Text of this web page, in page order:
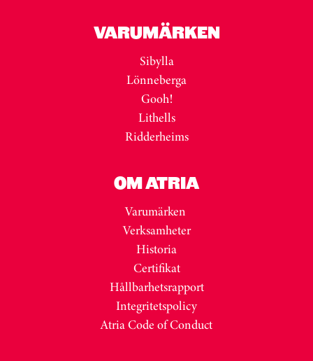
VARUMÄRKEN
Sibylla
Lönneberga
Gooh!
Lithells
Ridderheims
OM ATRIA
Varumärken
Verksamheter
Historia
Certifikat
Hållbarhetsrapport
Integritetspolicy
Atria Code of Conduct